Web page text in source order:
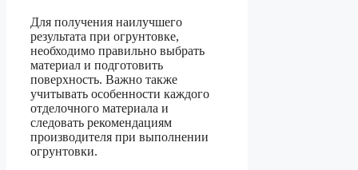
Для получения наилучшего
результата при огрунтовке,
необходимо правильно выбрать
материал и подготовить
поверхность. Важно также
учитывать особенности каждого
отделочного материала и
следовать рекомендациям
производителя при выполнении
огрунтовки.